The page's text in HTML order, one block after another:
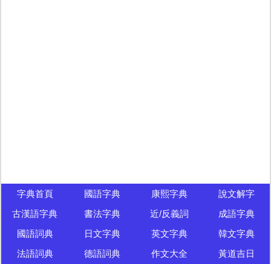
字典首頁 國語字典 康熙字典
說文解字
古漢語字典
書法字典 近/反義詞
成語字典
國語詞典
日文字典 英文字典
韓文字典
法語詞典
德語詞典 作文大全 黃道吉日